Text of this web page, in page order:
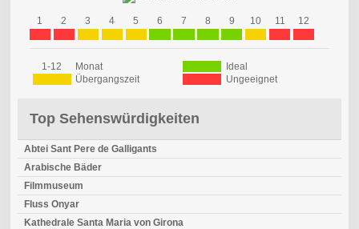
1 2 3 4 5 6 7 8 9 10 11 12
1-12 Monat
Ideal
Übergangszeit
Ungeeignet
Top Sehenswürdigkeiten
Abtei Sant Pere de Galligants
Arabische Bäder
Filmmuseum
Fluss Onyar
Kathedrale Santa Maria von Girona